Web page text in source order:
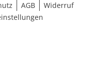
AGB
Widerruf